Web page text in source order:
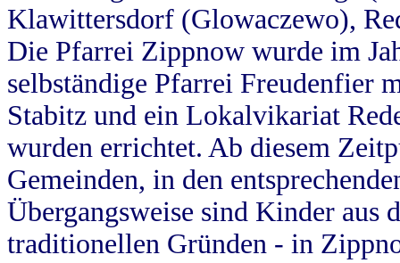
Klawittersdorf (Glowaczewo),
Die Pfarrei Zippnow wurde im
selbständige Pfarrei Freudenfier
Stabitz und ein Lokalvikariat
wurden errichtet. Ab diesem
Gemeinden, in den
Übergangsweise sind Kinder aus
traditionellen Gründen - in